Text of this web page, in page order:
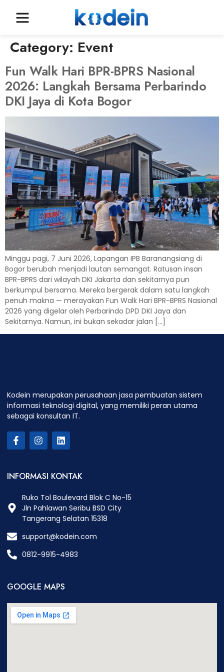
Category: Event
Fun Walk Hari BPR-BPRS Nasional
2026: Langkah Bersama Perbarindo
DKI Jaya di Kota Bogor
Minggu pagi, 7 Juni 2026, Lapangan IPB Baranangsiang di
Bogor berubah menjadi lautan semangat. Ratusan insan
BPR-BPRS dari wilayah DKI Jakarta dan sekitarnya pun
berkumpul bersama. Mereka bergerak dalam satu langkah
penuh makna — merayakan Fun Walk Hari BPR-BPRS Nasional
2026 yang digelar oleh Perbarindo DPD DKI Jaya dan
Sekitarnya. Namun, ini bukan sekadar jalan […]
Kodein merupakan perusahaan jasa pembuatan sistem
informasi teknologi digital, yang memiliki peran utama
sebagai konsultan IT.
INFORMASI KONTAK
Ruko Tol Boulevard Blok C No-15
Jln Pahlawan Seribu BSD City
Tangerang Selatan 15318
support@kodein.com
0812-9915-4983
GOOGLE MAPS